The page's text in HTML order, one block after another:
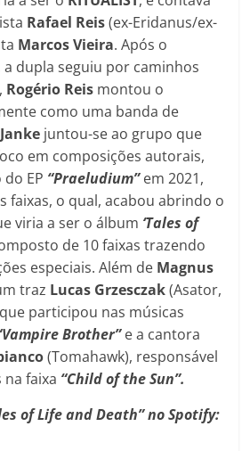
Rafael Reis(ex-Eridanus/ex-
Marcos Vieira. Após o
dupla seguiu por caminhos
Rogério Reis montou o
como uma banda de
Janke juntou-se ao grupo que
em composições autorais,
EP “Praeludium”em 2021,
faixas, o qual, acabou abrindo o
viria a ser o álbum ‘Tales of
de 10 faixas trazendo
especiais. Além de Magnus
traz Lucas Grzesczak(Asator,
participou nas músicas
Brother”e a cantora
(Tomahawk), responsável
faixa “Child of the Sun”.
of Life and Death”no Spotify: